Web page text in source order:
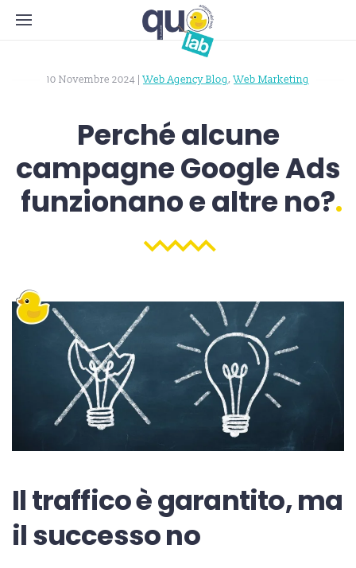
10 Novembre 2024 |Web Agency Blog,Web Marketing
Perché alcune
campagne Google Ads
funzionano e altre no?
Il traffico è garantito, ma
il successo no